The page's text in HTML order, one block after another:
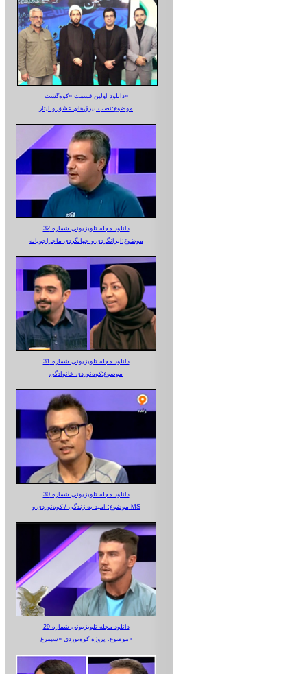
دانلود اولین قسمت «کوه‌گشت»
موضوع:نصب بیرق‌های عشق و ایثار
دانلود مجله تلویزیونی شماره 32
موضوع:ایرانگردی و جهانگردی ماجراجویانه
دانلود مجله تلویزیونی شماره 31
موضوع:کوه‌نوردی خانوادگی
دانلود مجله تلویزیونی شماره 30
موضوع: امید به زندگی / کوه‌نوردی و MS
دانلود مجله تلویزیونی شماره 29
موضوع: پروژه کوه‌نوردی «سیمرغ»